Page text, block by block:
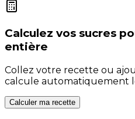
Calculez vos sucres
entière
Collez votre recette ou
calcule automatiquement
Calculer ma recette